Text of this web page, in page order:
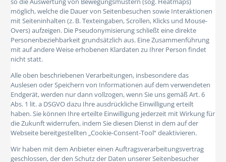
möglich, welche die Dauer von Seitenbesuchen sowie Interaktionen
mit Seiteninhalten (z. B. Texteingaben, Scrollen, Klicks und Mouse-
Overs) aufzeigen. Die Pseudonymisierung schließt eine direkte
Personenbeziehbarkeit grundsätzlich aus. Eine Zusammenführung
mit auf andere Weise erhobenen Klardaten zu Ihrer Person findet
nicht statt.
Alle oben beschriebenen Verarbeitungen, insbesondere das
Auslesen oder Speichern von Informationen auf dem verwendeten
Endgerät, werden nur dann vollzogen, wenn Sie uns gemäß Art. 6
Abs. 1 lit. a DSGVO dazu Ihre ausdrückliche Einwilligung erteilt
haben. Sie können Ihre erteilte Einwilligung jederzeit mit Wirkung für
die Zukunft widerrufen, indem Sie diesen Dienst in dem auf der
Webseite bereitgestellten „Cookie-Consent-Tool“ deaktivieren.
Wir haben mit dem Anbieter einen Auftragsverarbeitungsvertrag
geschlossen, der den Schutz der Daten unserer Seitenbesucher